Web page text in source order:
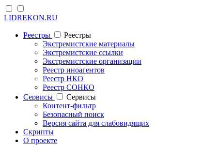
LIDREKON.RU
Реестры
Реестры
Экстремистские материалы
Экстремистские ссылки
Экстремистские организации
Реестр иноагентов
Реестр НКО
Реестр СОНКО
Cервисы
Cервисы
Контент-фильтр
Безопасный поиск
Версия сайта для слабовидящих
Скрипты
О проекте